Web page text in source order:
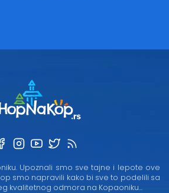
Upoznali smo sve tajne i lepote ove
smo napravili kako bi sve to podelili sa
kvalitetnog odmora na Kopaoniku...